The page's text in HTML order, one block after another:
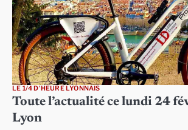
LE 1/4 D'HEURE LYONNAIS
Toute l’actualité ce lundi 24
Lyon